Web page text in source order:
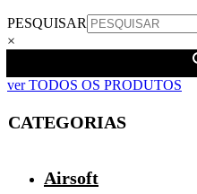
PESQUISAR
×
ver TODOS OS PRODUTOS
CATEGORIAS
Airsoft